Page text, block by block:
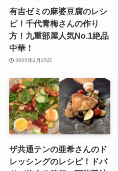
有吉ゼミの麻婆豆腐のレシ
ピ！千代青梅さんの作り
方！九重部屋人気No.1絶品
中華！
2025年2月25日
ザ共通テンの亜希さんのド
レッシングのレシピ！ドバ